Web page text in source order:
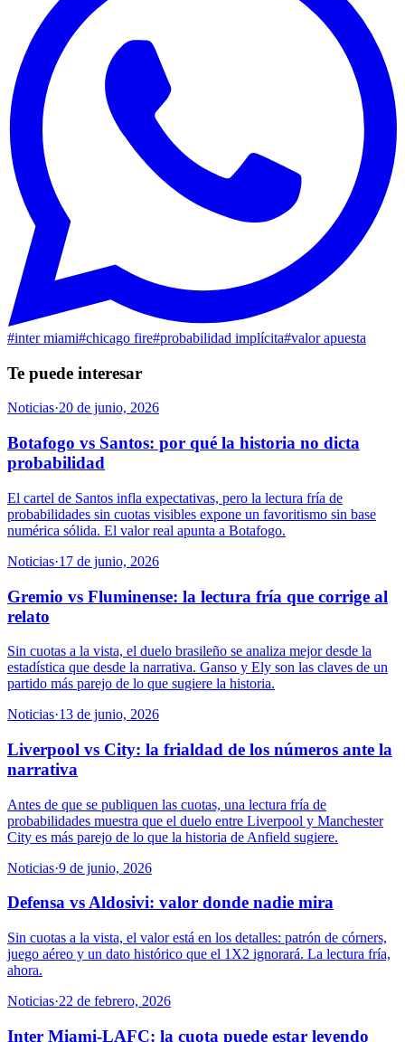
#inter miami#chicago fire#probabilidad implícita#valor apuesta
Te puede interesar
Noticias·20 de junio, 2026
Botafogo vs Santos: por qué la historia no dicta
probabilidad
El cartel de Santos infla expectativas, pero la lectura fría de
probabilidades sin cuotas visibles expone un favoritismo sin base
numérica sólida. El valor real apunta a Botafogo.
Noticias·17 de junio, 2026
Gremio vs Fluminense: la lectura fría que corrige al
relato
Sin cuotas a la vista, el duelo brasileño se analiza mejor desde la
estadística que desde la narrativa. Ganso y Ely son las claves de un
partido más parejo de lo que sugiere la historia.
Noticias·13 de junio, 2026
Liverpool vs City: la frialdad de los números ante la
narrativa
Antes de que se publiquen las cuotas, una lectura fría de
probabilidades muestra que el duelo entre Liverpool y Manchester
City es más parejo de lo que la historia de Anfield sugiere.
Noticias·9 de junio, 2026
Defensa vs Aldosivi: valor donde nadie mira
Sin cuotas a la vista, el valor está en los detalles: patrón de córners,
juego aéreo y un dato histórico que el 1X2 ignorará. La lectura fría,
ahora.
Noticias·22 de febrero, 2026
Inter Miami-LAFC: la cuota puede estar leyendo